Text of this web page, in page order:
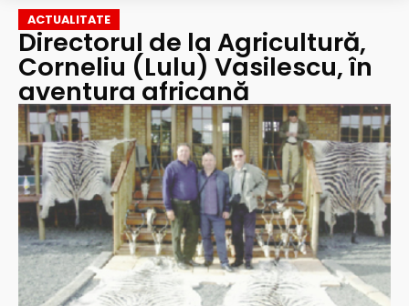
ACTUALITATE
Directorul de la Agricultură,
Corneliu (Lulu) Vasilescu, în
aventura africană